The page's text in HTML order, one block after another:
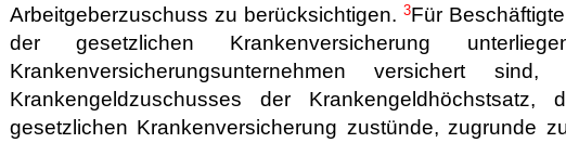
Arbeitgeberzuschuss zu berücksichtigen. 3Für
der gesetzlichen Krankenversicherung
Krankenversicherungsunternehmen versichert
Krankengeldzuschusses der
gesetzlichen Krankenversicherung zustünde, zugrunde